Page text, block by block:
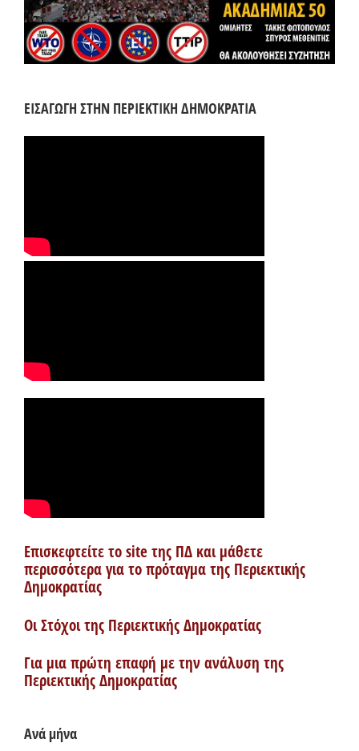
ΕΙΣΑΓΩΓΗ ΣΤΗΝ ΠΕΡΙΕΚΤΙΚΗ ΔΗΜΟΚΡΑΤΙΑ
Επισκεφτείτε το site της ΠΔ και μάθετε
περισσότερα για το πρόταγμα της Περιεκτικής
Δημοκρατίας
Οι Στόχοι της Περιεκτικής Δημοκρατίας
Για μια πρώτη επαφή με την ανάλυση της
Περιεκτικής Δημοκρατίας
Ανά μήνα